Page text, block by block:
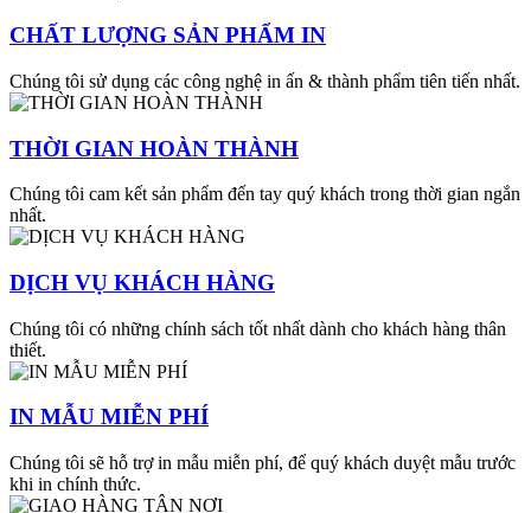
CHẤT LƯỢNG SẢN PHẨM IN
Chúng tôi sử dụng các công nghệ in ấn & thành phẩm tiên tiến nhất.
THỜI GIAN HOÀN THÀNH
Chúng tôi cam kết sản phẩm đến tay quý khách trong thời gian ngắn
nhất.
DỊCH VỤ KHÁCH HÀNG
Chúng tôi có những chính sách tốt nhất dành cho khách hàng thân
thiết.
IN MẪU MIỄN PHÍ
Chúng tôi sẽ hỗ trợ in mẫu miễn phí, để quý khách duyệt mẫu trước
khi in chính thức.